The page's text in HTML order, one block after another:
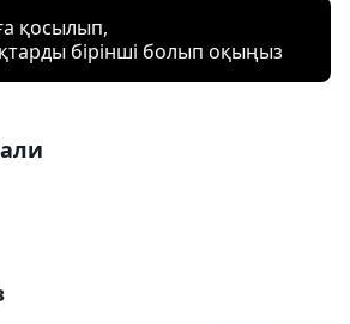
қосылып,
бірінші болып оқыңыз